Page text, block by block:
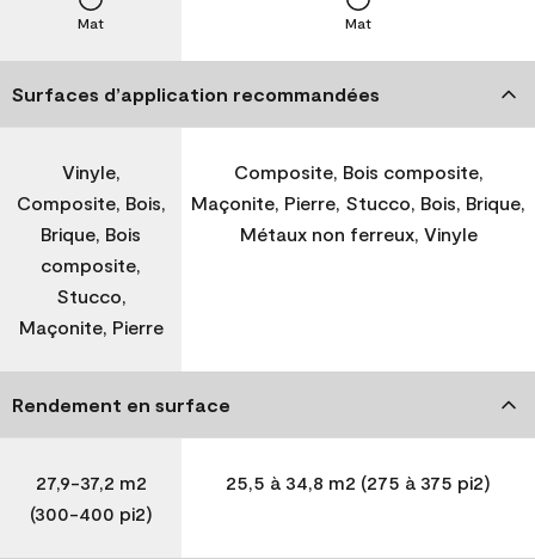
Mat Mat
Surfaces d’application recommandées
Vinyle,
Composite, Bois,
Brique, Bois
composite,
Stucco,
Maçonite, Pierre
Composite, Bois composite,
Maçonite, Pierre, Stucco, Bois, Brique,
Métaux non ferreux, Vinyle
Rendement en surface
27,9-37,2 m2
(300-400 pi2)
25,5 à 34,8 m2 (275 à 375 pi2)